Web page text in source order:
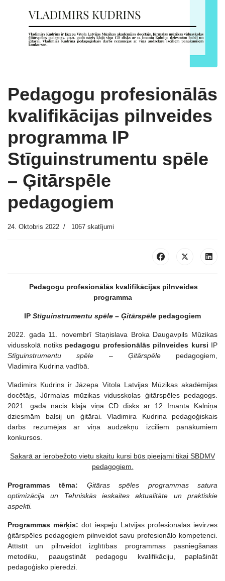
Pedagogu profesionālās
kvalifikācijas pilnveides
programma IP
Stīguinstrumentu spēle
– Ģitārspēle
pedagogiem
24. Oktobris 2022 1067 skatījumi
Pedagogu profesionālās kvalifikācijas pilnveides
programma
IP Stīguinstrumentu spēle – Ģitārspēle pedagogiem
2022. gada 11. novembrī Staņislava Broka Daugavpils Mūzikas
vidusskolā notiks pedagogu profesionālās pilnveides kursi IP
Stīguinstrumentu spēle – Ģitārspēlepedagogiem,
Vladimira Kudrina vadībā.
Vladimirs Kudrins ir Jāzepa Vītola Latvijas Mūzikas akadēmijas
docētājs, Jūrmalas mūzikas vidusskolas ģitārspēles pedagogs.
2021. gadā nācis klajā viņa CD disks ar 12 Imanta Kalniņa
dziesmām balsij un ģitārai. Vladimira Kudrina pedagoģiskais
darbs rezumējas ar viņa audzēkņu izciliem panākumiem
konkursos.
Sakarā ar ierobežoto vietu skaitu kursi būs pieejami tikai SBDMV
pedagogiem.
Programmas tēma: Ģitāras spēles programmas satura
optimizācija un Tehniskās ieskaites aktualitāte un praktiskie
aspekti.
Programmas mērķis: dot iespēju Latvijas profesionālās ievirzes
ģitārspēles pedagogiem pilnveidot savu profesionālo kompetenci.
Attīstīt un pilnveidot izglītības programmas pasniegšanas
metodiku, paaugstināt pedagogu kvalifikāciju, paplašināt
pedagoģisko pieredzi.